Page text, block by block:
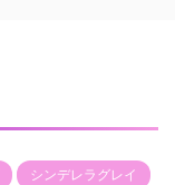
シンデレラグレイ